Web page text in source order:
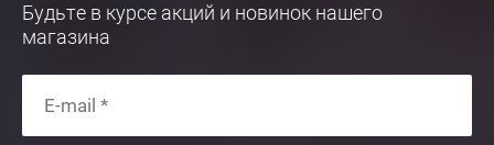
Будьте в курсе акций и новинок нашего
магазина